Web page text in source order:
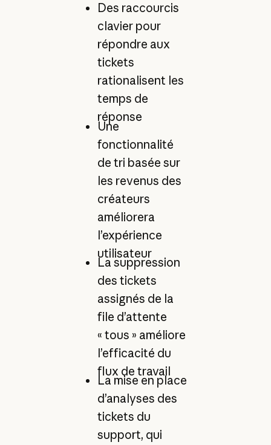
Des raccourcis
clavier pour
répondre aux
tickets
rationalisent les
temps de
réponse
Une
fonctionnalité
de tri basée sur
les revenus des
créateurs
améliorera
l’expérience
utilisateur
La suppression
des tickets
assignés de la
file d’attente
« tous » améliore
l’efficacité du
flux de travail
La mise en place
d’analyses des
tickets du
support, qui